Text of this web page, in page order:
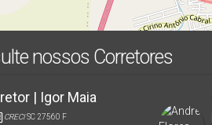
nossos Corretores
| Igor Maia
CRECISC 27560 F